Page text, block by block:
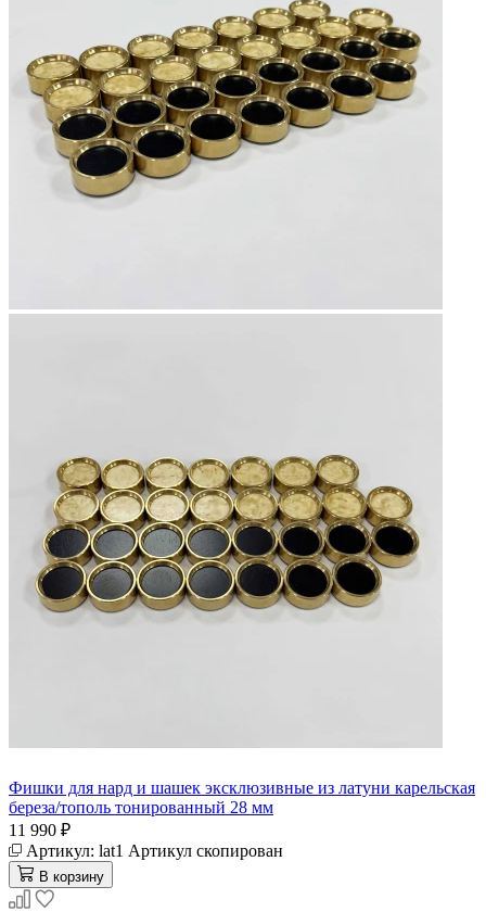
Фишки для нард и шашек эксклюзивные из латуни карельская
береза/тополь тонированный 28 мм
11 990 ₽
Артикул: lat1 Артикул скопирован
В корзину